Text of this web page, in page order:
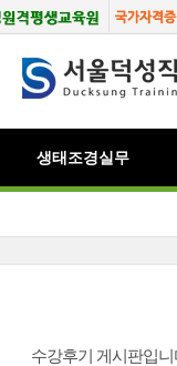
생태조경실무
수강후기 게시판입